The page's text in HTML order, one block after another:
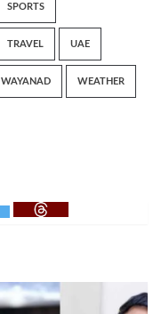
SPORTS
TRAVEL UAE
WAYANAD WEATHER